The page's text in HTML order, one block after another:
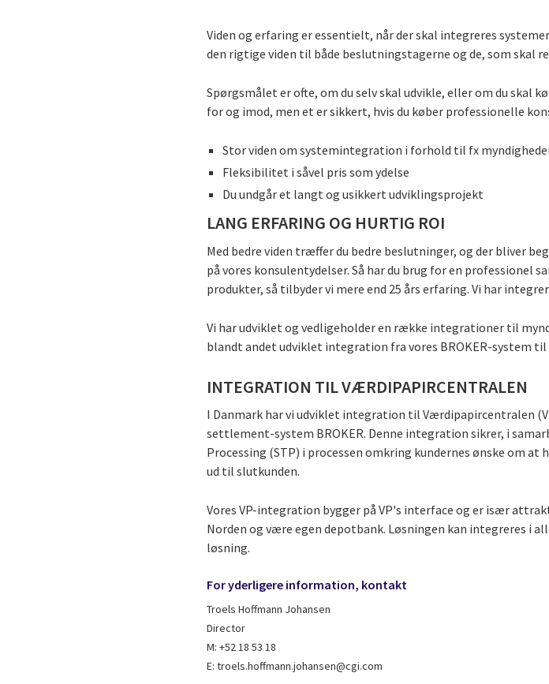
Viden og erfaring er essentielt, når der skal integreres
den rigtige viden til både beslutningstagerne og de, som skal
Spørgsmålet er ofte, om du selv skal udvikle, eller om du skal
for og imod, men et er sikkert, hvis du køber professionelle
Stor viden om systemintegration i forhold til fx
Fleksibilitet i såvel pris som ydelse
Du undgår et langt og usikkert udviklingsprojekt
LANG ERFARING OG HURTIG ROI
Med bedre viden træffer du bedre beslutninger, og der bliver
på vores konsulentydelser. Så har du brug for en
produkter, så tilbyder vi mere end 25 års erfaring. Vi har
Vi har udviklet og vedligeholder en række integrationer til
blandt andet udviklet integration fra vores BROKER-system til
INTEGRATION TIL VÆRDIPAPIRCENTRALEN
I Danmark har vi udviklet integration til Værdipapircentralen
settlement-system BROKER. Denne integration sikrer, i
Processing (STP) i processen omkring kundernes ønske om
ud til slutkunden.
Vores VP-integration bygger på VP's interface og er især
Norden og være egen depotbank. Løsningen kan integreres i
løsning.
For yderligere information, kontakt
Troels Hoffmann Johansen
Director
M: +52 18 53 18
E: troels.hoffmann.johansen@cgi.com